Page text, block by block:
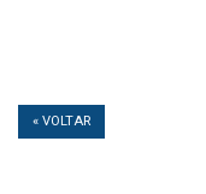
« VOLTAR